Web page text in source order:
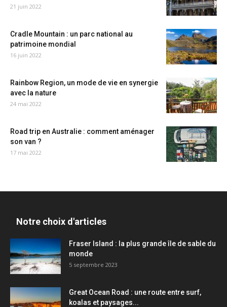
21 juin 2022
Cradle Mountain : un parc national au
patrimoine mondial
16 juin 2022
Rainbow Region, un mode de vie en synergie
avec la nature
24 mai 2022
Road trip en Australie : comment aménager
son van ?
17 mai 2022
Notre choix d'articles
Fraser Island : la plus grande île de sable du
monde
5 septembre 2023
Great Ocean Road : une route entre surf,
koalas et paysages...